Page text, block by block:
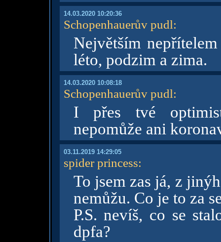
14.03.2020 10:20:36
Schopenhauerův pudl:
Největším
léto, podzim a zima.
14.03.2020 10:08:18
Schopenhauerův pudl:
I přes tvé
nepomůže ani
03.11.2019 14:29:05
spider princess:
To jsem zas já, z
nemůžu. Co je to za
P.S. nevíš, co se
dpfa?